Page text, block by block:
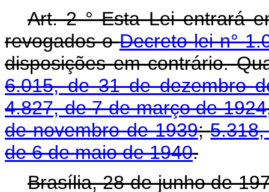
Art. 2 ° Esta Lei entrará
revogados oDecreto-lei n°
disposições em contrário.
6.015, de 31 de dezembro
4.827, de 7 de março de 1924
de novembro de 1939;
de 6 de maio de 1940.
Brasília, 28 de junho de